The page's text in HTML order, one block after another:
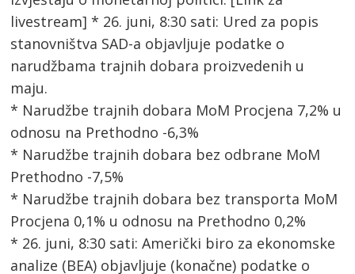
livestream] * 26. juni, 8:30 sati: Ured za popis
stanovništva SAD-a objavljuje podatke o
narudžbama trajnih dobara proizvedenih u
maju.
* Narudžbe trajnih dobara MoM Procjena 7,2% u
odnosu na Prethodno -6,3%
* Narudžbe trajnih dobara bez odbrane MoM
Prethodno -7,5%
* Narudžbe trajnih dobara bez transporta MoM
Procjena 0,1% u odnosu na Prethodno 0,2%
* 26. juni, 8:30 sati: Američki biro za ekonomske
analize (BEA) objavljuje (konačne) podatke o